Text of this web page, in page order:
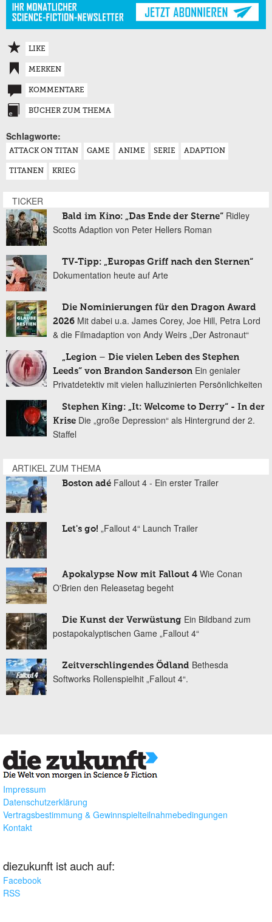
LIKE
MERKEN
KOMMENTARE
BÜCHER ZUM THEMA
Schlagworte:
ATTACK ON TITAN GAME ANIME SERIE ADAPTION
TITANEN KRIEG
TICKER
Bald im Kino: „Das Ende der Sterne“ Ridley
Scotts Adaption von Peter Hellers Roman
TV-Tipp: „Europas Griff nach den Sternen“
Dokumentation heute auf Arte
Die Nominierungen für den Dragon Award
2026 Mit dabei u.a. James Corey, Joe Hill, Petra Lord
& die Filmadaption von Andy Weirs „Der Astronaut“
„Legion – Die vielen Leben des Stephen
Leeds“ von Brandon Sanderson Ein genialer
Privatdetektiv mit vielen halluzinierten Persönlichkeiten
Stephen King: „It: Welcome to Derry“ - In der
Krise Die „große Depression“ als Hintergrund der 2.
Staffel
ARTIKEL ZUM THEMA
Boston adé Fallout 4 - Ein erster Trailer
Let's go! „Fallout 4“ Launch Trailer
Apokalypse Now mit Fallout 4 Wie Conan
O'Brien den Releasetag begeht
Die Kunst der Verwüstung Ein Bildband zum
postapokalyptischen Game „Fallout 4“
Zeitverschlingendes Ödland Bethesda
Softworks Rollenspielhit „Fallout 4“.
Impressum
Datenschutzerklärung
Vertragsbestimmung & Gewinnspielteilnahmebedingungen
Kontakt
diezukunft ist auch auf:
Facebook
RSS